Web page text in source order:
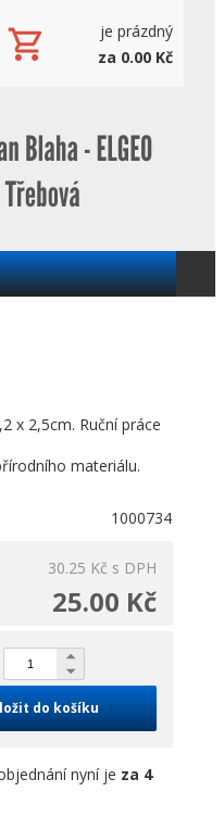
je prázdný
za 0.00 Kč
x 2,5cm. Ruční práce
materiálu.
1000734
30.25 Kč s DPH
25.00 Kč
do košíku
nyní je za 4